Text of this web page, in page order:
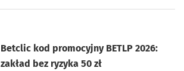
Betclic kod promocyjny BETLP 2026:
zakład bez ryzyka 50 zł